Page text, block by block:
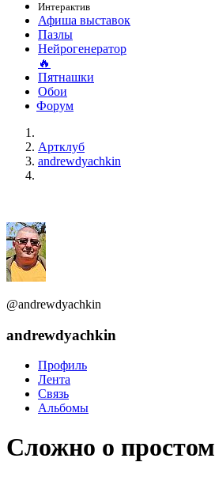
Интерактив
Афиша выставок
Пазлы
Нейрогенератор
🔥
Пятнашки
Обои
Форум
Артклуб
andrewdyachkin
@andrewdyachkin
andrewdyachkin
Профиль
Лента
Связь
Альбомы
Сложно о простом